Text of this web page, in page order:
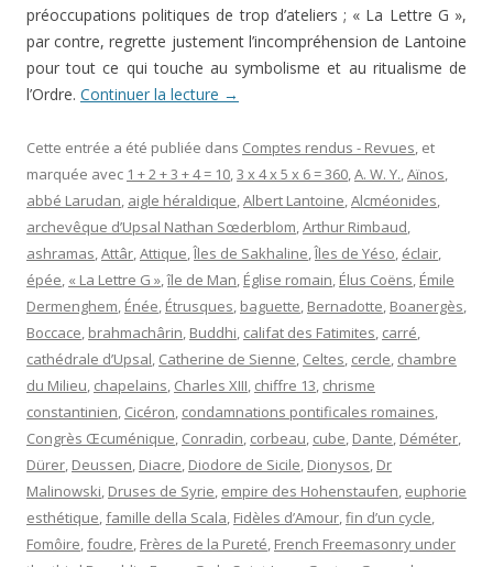
préoccupations politiques de trop d’ateliers ; « La Lettre G »,
par contre, regrette justement l’incompréhension de Lantoine
pour tout ce qui touche au symbolisme et au ritualisme de
l’Ordre. Continuer la lecture →
Cette entrée a été publiée dans Comptes rendus - Revues, et
marquée avec 1 + 2 + 3 + 4 = 10,3 x 4 x 5 x 6 = 360,A. W. Y.,Aïnos,
abbé Larudan, aigle héraldique,Albert Lantoine,Alcméonides,
archevêque d’Upsal Nathan Sœderblom,Arthur Rimbaud,
ashramas,Attâr,Attique,Îles de Sakhaline,Îles de Yéso, éclair,
épée, « La Lettre G »,île de Man, Église romain, Élus Coëns, Émile
Dermenghem, Énée, Étrusques, baguette, Bernadotte, Boanergès,
Boccace, brahmachârin, Buddhi, califat des Fatimites, carré,
cathédrale d’Upsal, Catherine de Sienne, Celtes, cercle, chambre
du Milieu, chapelains, Charles XIII, chiffre 13, chrisme
constantinien, Cicéron, condamnations pontificales romaines,
Congrès Œcuménique, Conradin, corbeau, cube, Dante, Déméter,
Dürer, Deussen, Diacre, Diodore de Sicile, Dionysos, Dr
Malinowski, Druses de Syrie, empire des Hohenstaufen, euphorie
esthétique,famille della Scala, Fidèles d’Amour,fin d’un cycle,
Fomôire,foudre, Frères de la Pureté, French Freemasonry under